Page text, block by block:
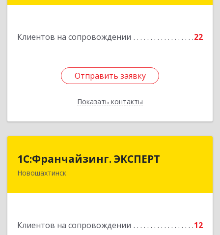
Клиентов на сопровождении 22
Отправить заявку
Показать контакты
Отправить заявку
Назад
1С:Франчайзинг. ЭКСПЕРТ
Новошахтинск
Клиентов на сопровождении
12
1С:Франчайзинг. ЭКСПЕРТ
346901, Ростовская обл, Новошахтинск г,